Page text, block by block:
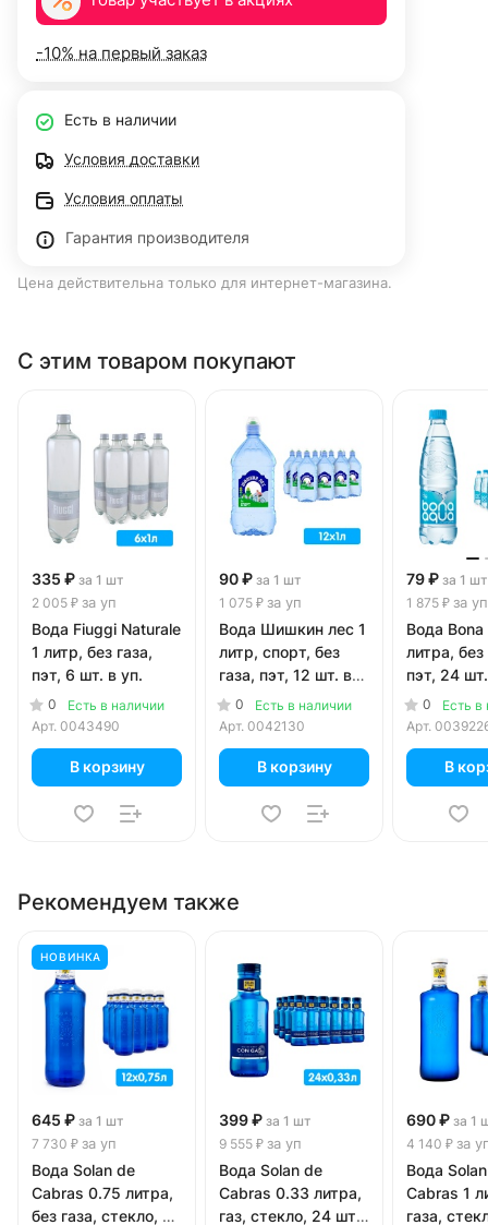
-10% на первый заказ
Есть в наличии
Условия доставки
Условия оплаты
Гарантия производителя
Цена действительна только для интернет-магазина.
С этим товаром покупают
335 ₽ за 1 шт
2 005 ₽ за уп
Вода Fiuggi Naturale
1 литр, без газа,
пэт, 6 шт. в уп.
0
Есть в наличии
Арт. 0043490
В корзину
90 ₽ за 1 шт
1 075 ₽ за уп
Вода Шишкин лес 1
литр, спорт, без
газа, пэт, 12 шт. в
уп.0
Есть в наличии
Арт. 0042130
В корзину
79 ₽ за 1 шт
1 875 ₽ за уп
Вода
литра, без
пэт, 24
0
Есть в
Арт.
В
Рекомендуем также
НОВИНКА
645 ₽ за 1 шт
7 730 ₽ за уп
Вода Solan de
Cabras 0.75 литра,
без газа, стекло, 12
399 ₽ за 1 шт
9 555 ₽ за уп
Вода Solan de
Cabras 0.33 литра,
газ, стекло, 24 шт.
690 ₽ за 1
4 140 ₽ за
Вода
Cabras 1
газа,